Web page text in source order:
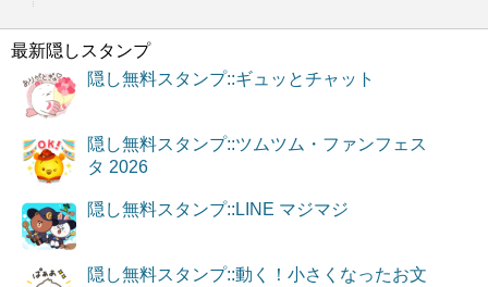
最新隠しスタンプ
隠し無料スタンプ::ギュッとチャット
隠し無料スタンプ::ツムツム・ファンフェス
タ 2026
隠し無料スタンプ::LINE マジマジ
隠し無料スタンプ::動く！小さくなったお文